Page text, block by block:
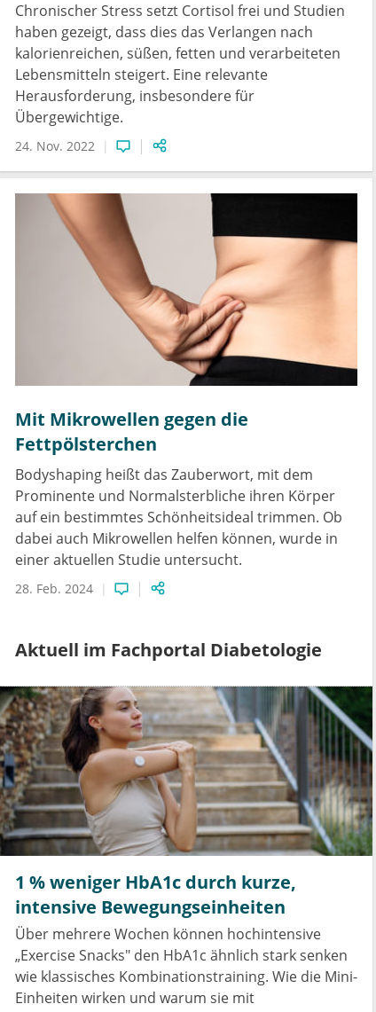
Chronischer Stress setzt Cortisol frei und Studien
haben gezeigt, dass dies das Verlangen nach
kalorienreichen, süßen, fetten und verarbeiteten
Lebensmitteln steigert. Eine relevante
Herausforderung, insbesondere für
Übergewichtige.
24. Nov. 2022
Mit Mikrowellen gegen die
Fettpölsterchen
Bodyshaping heißt das Zauberwort, mit dem
Prominente und Normalsterbliche ihren Körper
auf ein bestimmtes Schönheitsideal trimmen. Ob
dabei auch Mikrowellen helfen können, wurde in
einer aktuellen Studie untersucht.
28. Feb. 2024
Aktuell im Fachportal Diabetologie
1 % weniger HbA1c durch kurze,
intensive Bewegungseinheiten
Über mehrere Wochen können hochintensive
„Exercise Snacks" den HbA1c ähnlich stark senken
wie klassisches Kombinationstraining. Wie die Mini-
Einheiten wirken und warum sie mit